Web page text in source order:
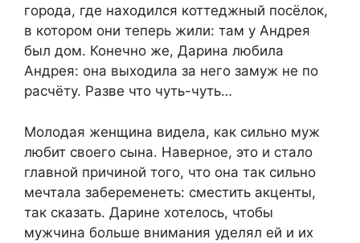
города, где находился коттеджный посёлок,
в котором они теперь жили: там у Андрея
был дом. Конечно же, Дарина любила
Андрея: она выходила за него замуж не по
расчёту. Разве что чуть-чуть…
Молодая женщина видела, как сильно муж
любит своего сына. Наверное, это и стало
главной причиной того, что она так сильно
мечтала забеременеть: сместить акценты,
так сказать. Дарине хотелось, чтобы
мужчина больше внимания уделял ей и их